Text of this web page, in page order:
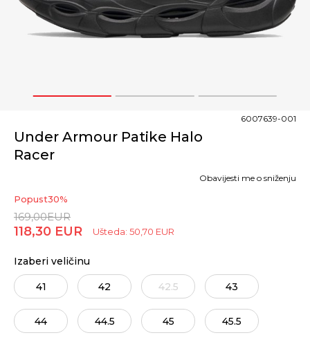
1 2 3
Under Armour Patike Halo
Racer
6007639-001
Popust30%
169,00EUR
118,30 EUR Ušteda: 50,70 EUR
Obavijesti me o sniženju
Izaberi veličinu
41 42 42.5 43
44 44.5 45 45.5